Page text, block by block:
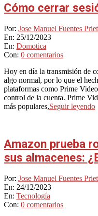
Cómo cerrar
2023-
12-
25
Por: Jose Manuel Fuentes
En: 25/12/2023
En: Domotica
Con: 0 comentarios
Hoy en día la transmisión de
algo normal, por lo que el
plataformas como Prime
control de la cuenta. Prime
más populares,Seguir leyendo
Amazon prueba
sus almacenes:
2023-
12-
24
Por: Jose Manuel Fuentes
En: 24/12/2023
En: Tecnología
Con: 0 comentarios